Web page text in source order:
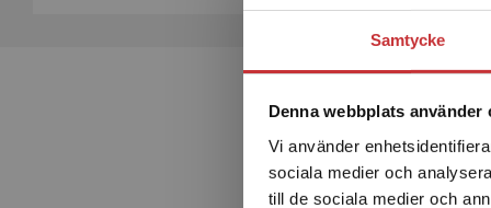
Samtycke
Denna webbplats använder
Vi använder
sociala medier och
till de sociala medier och